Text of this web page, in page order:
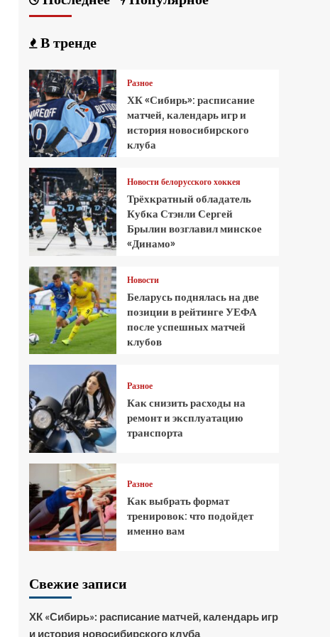
В тренде
Разное
ХК «Сибирь»: расписание
матчей, календарь игр и
история новосибирского
клуба
Новости белорусского хоккея
Трёхкратный обладатель
Кубка Стэнли Сергей
Брылин возглавил минское
«Динамо»
Новости
Беларусь поднялась на две
позиции в рейтинге УЕФА
после успешных матчей
клубов
Разное
Как снизить расходы на
ремонт и эксплуатацию
транспорта
Разное
Как выбрать формат
тренировок: что подойдет
именно вам
Свежие записи
ХК «Сибирь»: расписание матчей, календарь игр
и история новосибирского клуба